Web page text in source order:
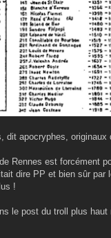
dit apocryphes, originaux
Rennes est forcément
dire PP et bien sûr
!
le post du troll plus